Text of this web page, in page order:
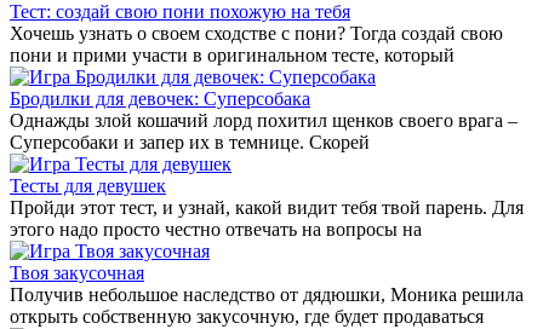
Тест: создай свою пони похожую на тебя
Хочешь узнать о своем сходстве с пони? Тогда создай свою
пони и прими участи в оригинальном тесте, который
Бродилки для девочек: Суперсобака
Однажды злой кошачий лорд похитил щенков своего врага –
Суперсобаки и запер их в темнице. Скорей
Тесты для девушек
Пройди этот тест, и узнай, какой видит тебя твой парень. Для
этого надо просто честно отвечать на вопросы на
Твоя закусочная
Получив небольшое наследство от дядюшки, Моника решила
открыть собственную закусочную, где будет продаваться